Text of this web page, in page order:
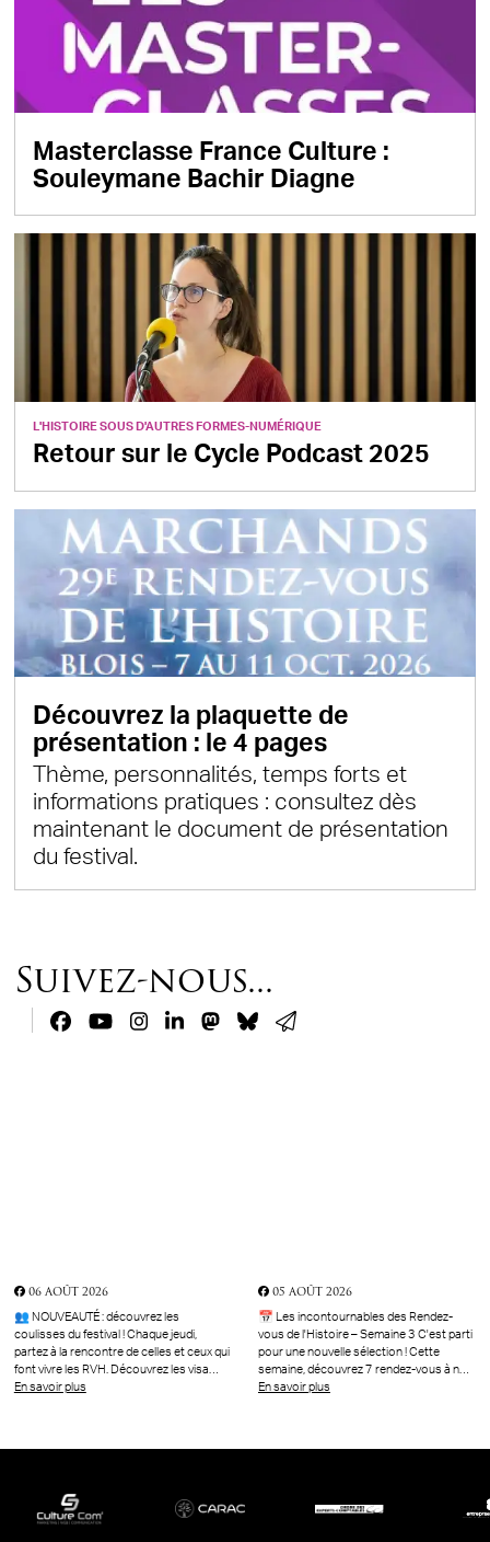
Masterclasse France Culture :
Souleymane Bachir Diagne
L'HISTOIRE SOUS D'AUTRES FORMES-NUMÉRIQUE
Retour sur le Cycle Podcast 2025
Découvrez la plaquette de
présentation : le 4 pages
Thème, personnalités, temps forts et
informations pratiques : consultez dès
maintenant le document de présentation
du festival.
Suivez-nous...
06 AOÛT 2026
👥 NOUVEAUTÉ : découvrez les
coulisses du festival ! Chaque jeudi,
partez à la rencontre de celles et ceux qui
font vivre les RVH. Découvrez les visa…
En savoir plus
05 AOÛT 2026
📅 Les incontournables des Rendez-
vous de l'Histoire – Semaine 3 C'est parti
pour une nouvelle sélection ! Cette
semaine, découvrez 7 rendez-vous à n…
En savoir plus